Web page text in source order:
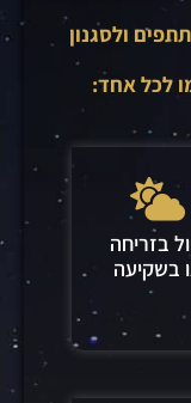
ולסגנון
לכל אחד:
בזריחה
בשקיעה